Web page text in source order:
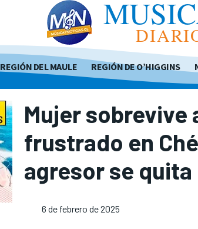
REGIÓN DEL MAULE REGIÓN DE O’HIGGINS
Mujer sobrevive
frustrado en
agresor se quita
6 de febrero de 2025